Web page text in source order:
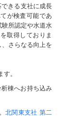
きる支社に成長
が検査可能であ
所認定や水道水
取得しておりま
さらなる向上を
。
棟へお持ち込み
北関東支社 第二